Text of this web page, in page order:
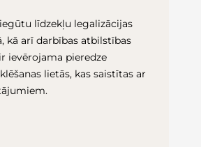
līdzekļu legalizācijas
kā arī darbības atbilstības
ievērojama pieredze
lietās, kas saistītas ar